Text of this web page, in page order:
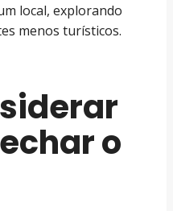
local, explorando
menos turísticos.
o